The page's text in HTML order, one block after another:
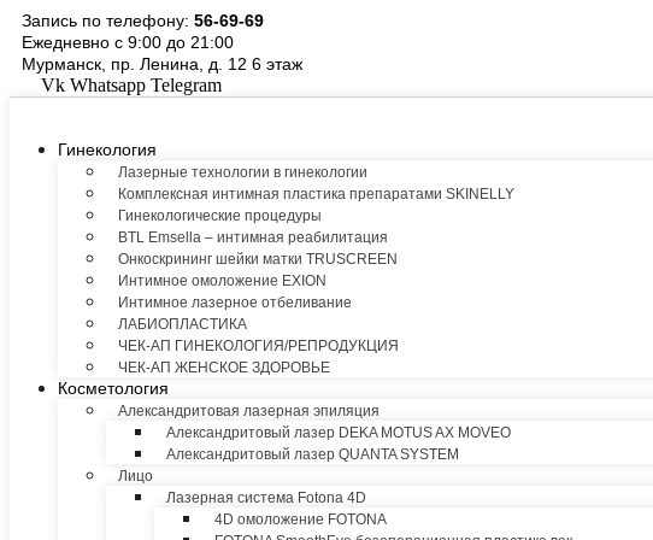
Перейти
содержимому
Запись по телефону: 56-69-69
Ежедневно с 9:00 до 21:00
Мурманск, пр. Ленина, д. 12 6 этаж
Vk Whatsapp Telegram
Гинекология
Лазерные технологии в гинекологии
Комплексная интимная пластика препаратами SKINELLY
Гинекологические процедуры
BTL Emsella – интимная реабилитация
Онкоскрининг шейки матки TRUSCREEN
Интимное омоложение EXION
Интимное лазерное отбеливание
ЛАБИОПЛАСТИКА
ЧЕК-АП ГИНЕКОЛОГИЯ/РЕПРОДУКЦИЯ
ЧЕК-АП ЖЕНСКОЕ ЗДОРОВЬЕ
Косметология
Александритовая лазерная эпиляция
Александритовый лазер DEKA MOTUS AX MOVEO
Александритовый лазер QUANTA SYSTEM
Лицо
Лазерная система Fotona 4D
4D омоложение FOTONA